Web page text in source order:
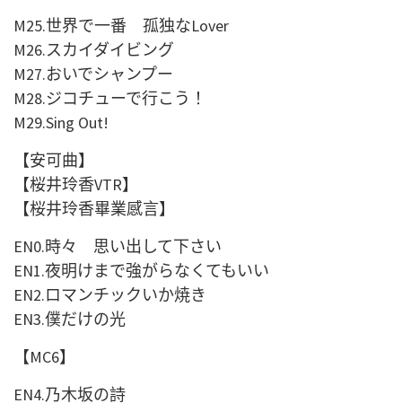
M25.世界で一番 孤独なLover
M26.スカイダイビング
M27.おいでシャンプー
M28.ジコチューで行こう！
M29.Sing Out!
【安可曲】
【桜井玲香VTR】
【桜井玲香畢業感言】
EN0.時々 思い出して下さい
EN1.夜明けまで強がらなくてもいい
EN2.ロマンチックいか焼き
EN3.僕だけの光
【MC6】
EN4.乃木坂の詩